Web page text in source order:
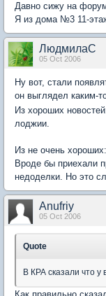
Давно сижу на
Я из дома №3 11-
ЛюдмилаС
05 Oct 2006
Ну вот, стали
он выглядел каким-
Из хороших
лоджии.
Из не очень
Вроде бы приехали
недоделки. Но это
Anufriy
05 Oct 2006
Quote
В КРА сказали что у